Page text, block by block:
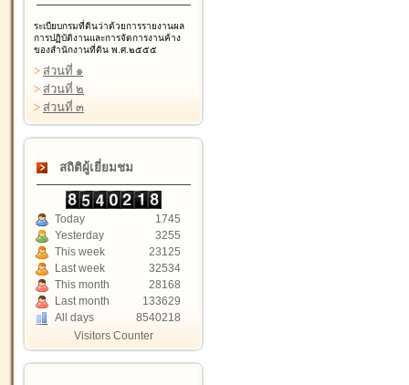
ระเบียบกรมที่ดินว่าด้วยการรายงานผล
การปฏิบัติงานและการจัดการงานค้าง
ของสำนักงานที่ดิน พ.ศ.๒๕๕๕
> ส่วนที่ ๑
> ส่วนที่ ๒
> ส่วนที่ ๓
สถิติผู้เยี่ยมชม
Today
1745
Yesterday
3255
This week
23125
Last week
32534
This month
28168
Last month
133629
All days
8540218
Visitors Counter